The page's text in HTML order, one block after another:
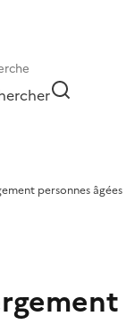
personnes âgées